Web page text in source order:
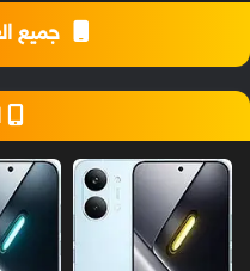
جميع